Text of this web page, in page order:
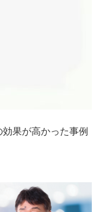
果が高かった事例